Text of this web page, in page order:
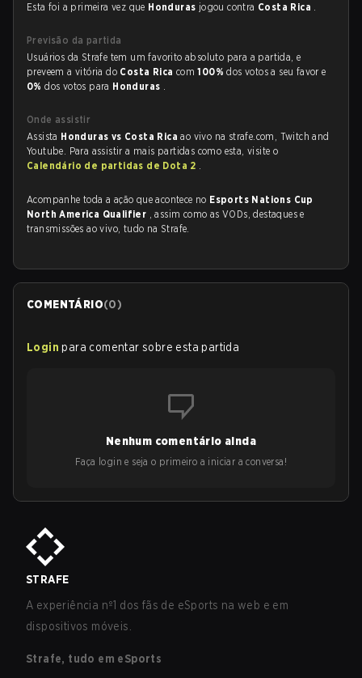
Esta foi a primeira vez que Honduras jogou contra Costa Rica .
Previsão da partida
Usuários da Strafe tem um favorito absoluto para a partida, e
preveem a vitória do Costa Rica com100%dos votos a seu favor e
0%dos votos para Honduras .
Onde assistir
Assista Honduras vs Costa Ricaao vivo na strafe.com, Twitch and
Youtube. Para assistir a mais partidas como esta, visite o
Calendário de partidas de Dota 2 .
Acompanhe toda a ação que acontece no Esports Nations Cup
North America Qualifier , assim como as VODs, destaques e
transmissões ao vivo, tudo na Strafe.
COMENTÁRIO(0)
Login para comentar sobre esta partida
Nenhum comentário ainda
Faça login e seja o primeiro a iniciar a conversa!
STRAFE
A experiência nº1 dos fãs de eSports na web e em
dispositivos móveis.
Strafe, tudo em eSports